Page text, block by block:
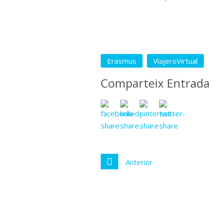
Erasmus ViajeroVirtual
Comparteix Entrada
Anterior